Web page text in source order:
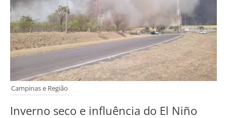
Campinas e Região
Inverno seco e influência do El Niño